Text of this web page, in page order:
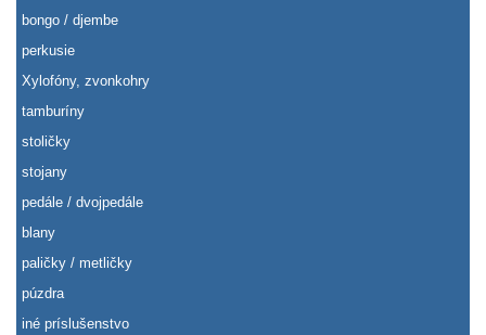
bongo / djembe
perkusie
Xylofóny, zvonkohry
tamburíny
stoličky
stojany
pedále / dvojpedále
blany
paličky / metličky
púzdra
iné príslušenstvo